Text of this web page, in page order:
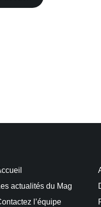
actualités du Mag
l’équipe